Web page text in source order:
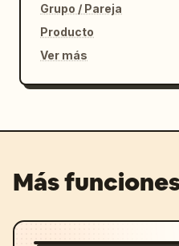
Grupo / Pareja
Producto
Ver más
Más